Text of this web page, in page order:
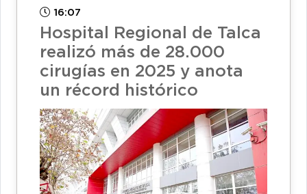
16:07
Hospital Regional de Talca
realizó más de 28.000
cirugías en 2025 y anota
un récord histórico